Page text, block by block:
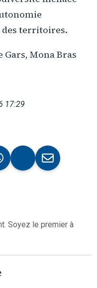
des territoires.
Gars, Mona Bras
17:29
Soyez le premier à